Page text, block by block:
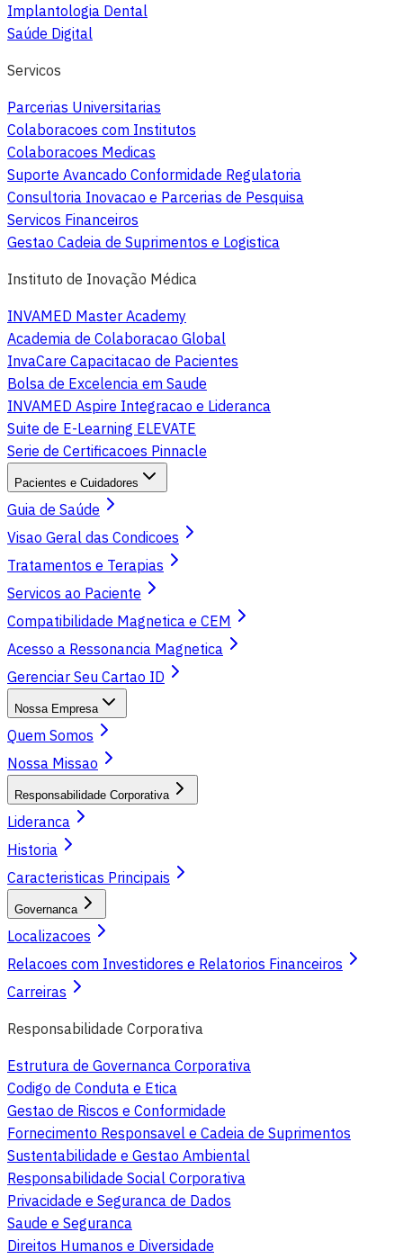
Implantologia Dental
Saúde Digital
Servicos
Parcerias Universitarias
Colaboracoes com Institutos
Colaboracoes Medicas
Suporte Avancado Conformidade Regulatoria
Consultoria Inovacao e Parcerias de Pesquisa
Servicos Financeiros
Gestao Cadeia de Suprimentos e Logistica
Instituto de Inovação Médica
INVAMED Master Academy
Academia de Colaboracao Global
InvaCare Capacitacao de Pacientes
Bolsa de Excelencia em Saude
INVAMED Aspire Integracao e Lideranca
Suite de E-Learning ELEVATE
Serie de Certificacoes Pinnacle
Pacientes e Cuidadores
Guia de Saúde
Visao Geral das Condicoes
Tratamentos e Terapias
Servicos ao Paciente
Compatibilidade Magnetica e CEM
Acesso a Ressonancia Magnetica
Gerenciar Seu Cartao ID
Nossa Empresa
Quem Somos
Nossa Missao
Responsabilidade Corporativa
Lideranca
Historia
Caracteristicas Principais
Governanca
Localizacoes
Relacoes com Investidores e Relatorios Financeiros
Carreiras
Responsabilidade Corporativa
Estrutura de Governanca Corporativa
Codigo de Conduta e Etica
Gestao de Riscos e Conformidade
Fornecimento Responsavel e Cadeia de Suprimentos
Sustentabilidade e Gestao Ambiental
Responsabilidade Social Corporativa
Privacidade e Seguranca de Dados
Saude e Seguranca
Direitos Humanos e Diversidade